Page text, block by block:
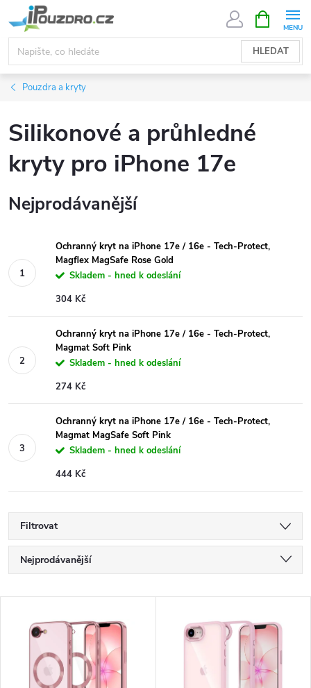
na
obsah
HLEDAT
NÁKUPNÍ
KOŠÍK
Pouzdra a kryty
Silikonové a průhledné
kryty pro iPhone 17e
Nejprodávanější
Ochranný kryt na iPhone 17e / 16e - Tech-Protect,
Magflex MagSafe Rose Gold
Skladem - hned k odeslání
304 Kč
Ochranný kryt na iPhone 17e / 16e - Tech-Protect,
Magmat Soft Pink
Skladem - hned k odeslání
274 Kč
Ochranný kryt na iPhone 17e / 16e - Tech-Protect,
Magmat MagSafe Soft Pink
Skladem - hned k odeslání
444 Kč
Filtrovat
Ř
a
Nejprodávanější